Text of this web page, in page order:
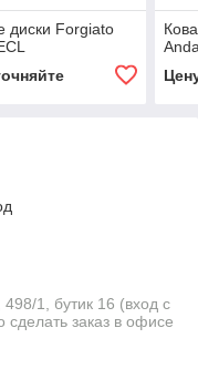
диски Forgiato
1, бутик 16 (вход с
заказ в офисе